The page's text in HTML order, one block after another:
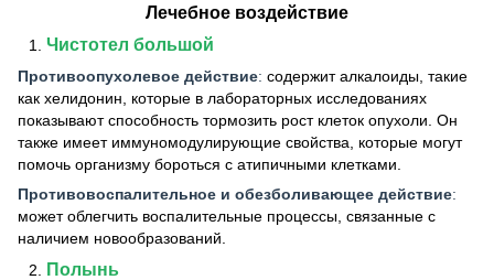
Лечебное воздействие
Чистотел большой
Противоопухолевое действие: содержит алкалоиды, такие
как хелидонин, которые в лабораторных исследованиях
показывают способность тормозить рост клеток опухоли. Он
также имеет иммуномодулирующие свойства, которые могут
помочь организму бороться с атипичными клетками.
Противовоспалительное и обезболивающее действие:
может облегчить воспалительные процессы, связанные с
наличием новообразований.
Полынь